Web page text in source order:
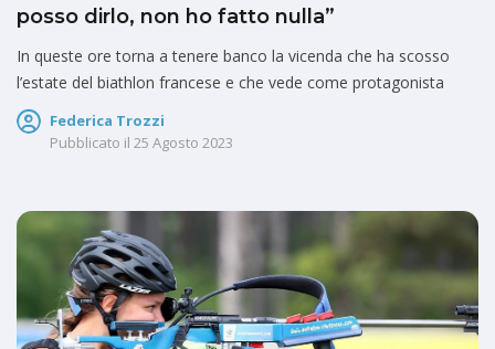
posso dirlo, non ho fatto nulla”
In queste ore torna a tenere banco la vicenda che ha scosso
l’estate del biathlon francese e che vede come protagonista
Federica Trozzi
Pubblicato il 25 Agosto 2023